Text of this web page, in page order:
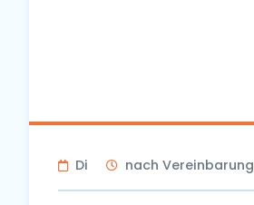
Di nach Vereinbarung